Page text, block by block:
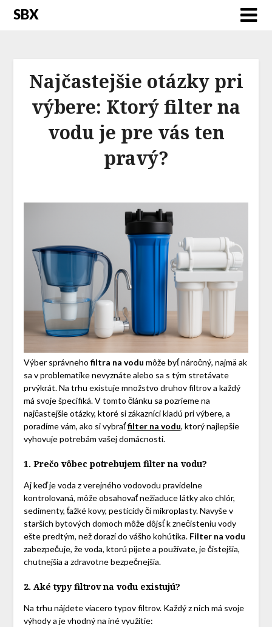
SBX
Najčastejšie otázky pri
výbere: Ktorý filter na
vodu je pre vás ten
pravý?
Výber správneho filtra na vodu môže byť náročný, najmä ak
sa v problematike nevyznáte alebo sa s tým stretávate
prvýkrát. Na trhu existuje množstvo druhov filtrov a každý
má svoje špecifiká. V tomto článku sa pozrieme na
najčastejšie otázky, ktoré si zákazníci kladú pri výbere, a
poradíme vám, ako si vybraťfilter na vodu, ktorý najlepšie
vyhovuje potrebám vašej domácnosti.
1. Prečo vôbec potrebujem filter na vodu?
Aj keď je voda z verejného vodovodu pravidelne
kontrolovaná, môže obsahovať nežiaduce látky ako chlór,
sedimenty, ťažké kovy, pesticídy či mikroplasty. Navyše v
starších bytových domoch môže dôjsť k znečisteniu vody
ešte predtým, než dorazí do vášho kohútika. Filter na vodu
zabezpečuje, že voda, ktorú pijete a používate, je čistejšia,
chutnejšia a zdravotne bezpečnejšia.
2. Aké typy filtrov na vodu existujú?
Na trhu nájdete viacero typov filtrov. Každý z nich má svoje
výhody a je vhodný na iné využitie: